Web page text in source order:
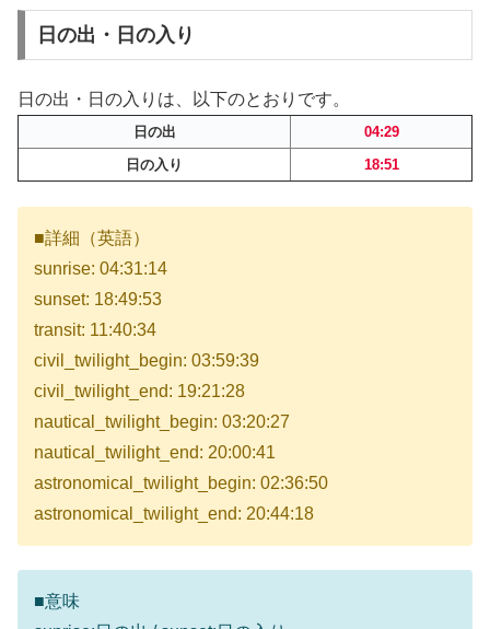
日の出・日の入り
日の出・日の入りは、以下のとおりです。
日の出
04:29
日の入り
18:51
■詳細（英語）
sunrise: 04:31:14
sunset: 18:49:53
transit: 11:40:34
civil_twilight_begin: 03:59:39
civil_twilight_end: 19:21:28
nautical_twilight_begin: 03:20:27
nautical_twilight_end: 20:00:41
astronomical_twilight_begin: 02:36:50
astronomical_twilight_end: 20:44:18
■意味